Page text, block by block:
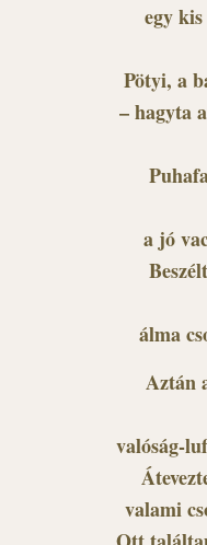
egy
Pötyi, a
– hagyta
a jó
álma
Aztán
valóság-
valami